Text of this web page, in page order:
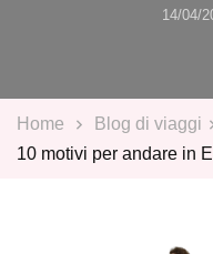
14/04/
Home Blog di viaggi
10 motivi per andare in